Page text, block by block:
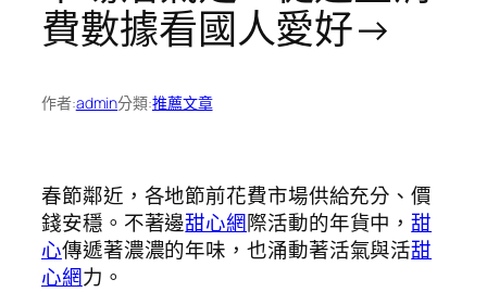
費數據看國人愛好→
作者:admin分類:推薦文章
春節鄰近，各地節前花費市場供給充分、價
錢安穩。不著邊甜心網際活動的年貨中，甜
心傳遞著濃濃的年味，也涌動著活氣與活甜
心網力。